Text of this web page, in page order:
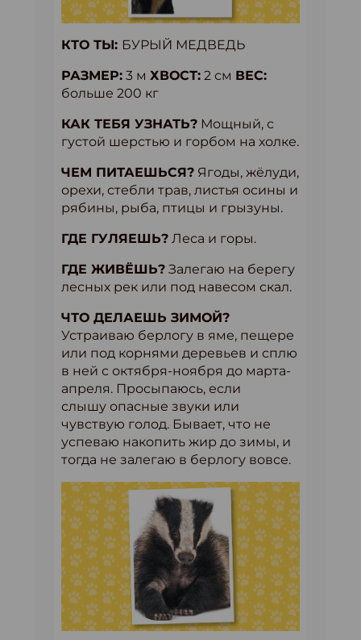
КТО ТЫ: БУРЫЙ МЕДВЕДЬ
РАЗМЕР: 3 м ХВОСТ: 2 см ВЕС:
больше 200 кг
КАК ТЕБЯ УЗНАТЬ? Мощный, с
густой шерстью и горбом на холке.
ЧЕМ ПИТАЕШЬСЯ? Ягоды, жёлуди,
орехи, стебли трав, листья осины и
рябины, рыба, птицы и грызуны.
ГДЕ ГУЛЯЕШЬ? Леса и горы.
ГДЕ ЖИВЁШЬ? Залегаю на берегу
лесных рек или под навесом скал.
ЧТО ДЕЛАЕШЬ ЗИМОЙ?
Устраиваю берлогу в яме, пещере
или под корнями деревьев и сплю
в ней с октября-ноября до марта-
апреля. Просыпаюсь, если
слышу опасные звуки или
чувствую голод. Бывает, что не
успеваю накопить жир до зимы, и
тогда не залегаю в берлогу вовсе.